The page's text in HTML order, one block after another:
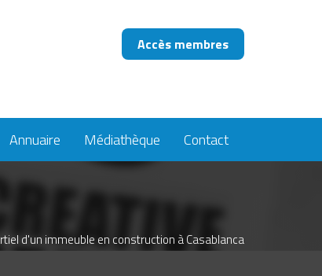
Accès membres
Annuaire Médiathèque Contact
d'un immeuble en construction à Casablanca